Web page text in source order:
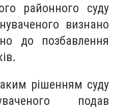
районного суду
визнано
до позбавлення
рішенням суду
подав